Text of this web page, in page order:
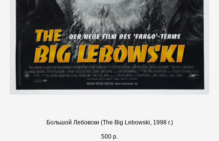
Большой Лебовски (The Big Lebowski, 1998 г.)
500 р.